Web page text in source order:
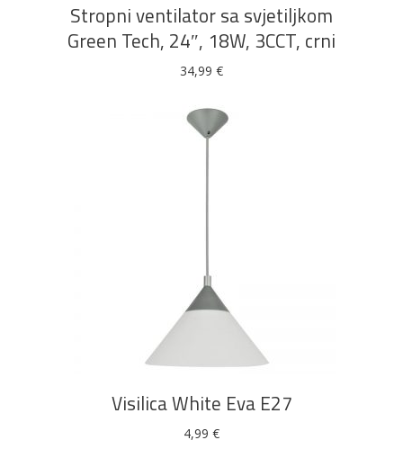
Stropni ventilator sa svjetiljkom
Green Tech, 24″, 18W, 3CCT, crni
34,99 €
DODAJ U KOŠARICU
Visilica White Eva E27
4,99 €